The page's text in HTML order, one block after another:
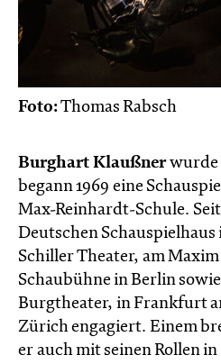
Foto:Thomas Rabsch
Burghart Klaußnerwurde
begann 1969 eine
Max-Reinhardt-Schule.
Deutschen
Schiller Theater, am
Schaubühne in Berlin
Burgtheater, in Frankfurt
Zürich engagiert. Einem
er auch mit seinen Rollen